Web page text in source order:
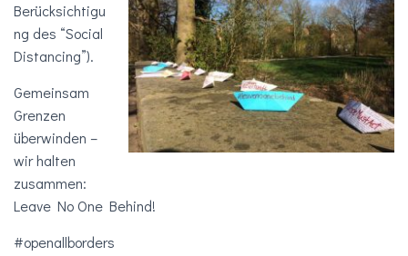
Berücksichtigu
ng des “Social
Distancing”).
Gemeinsam
Grenzen
überwinden –
wir halten
zusammen:
Leave No One Behind!
#openallborders